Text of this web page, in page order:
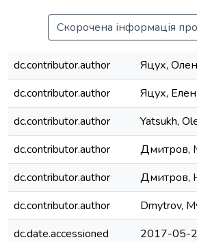
Скорочена інформація
dc.contributor.author
Яцух,
dc.contributor.author
Яцух,
dc.contributor.author
Yatsukh,
dc.contributor.author
Дмитров,
dc.contributor.author
Дмитров,
dc.contributor.author
Dmytrov,
dc.date.accessioned
2017-05-